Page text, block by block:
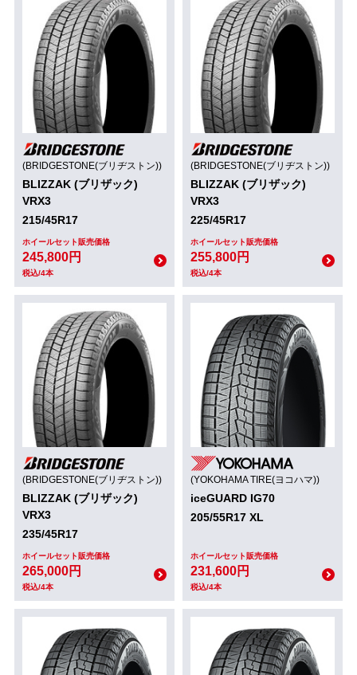
(BRIDGESTONE(ブリヂストン))
BLIZZAK (ブリザック)
VRX3
215/45R17
ホイールセット販売価格
245,800円
税込/4本
(BRIDGESTONE(ブリヂストン))
BLIZZAK (ブリザック)
VRX3
225/45R17
ホイールセット販売価格
255,800円
税込/4本
(BRIDGESTONE(ブリヂストン))
BLIZZAK (ブリザック)
VRX3
235/45R17
ホイールセット販売価格
265,000円
税込/4本
(YOKOHAMA TIRE(ヨコハマ))
iceGUARD IG70
205/55R17 XL
ホイールセット販売価格
231,600円
税込/4本